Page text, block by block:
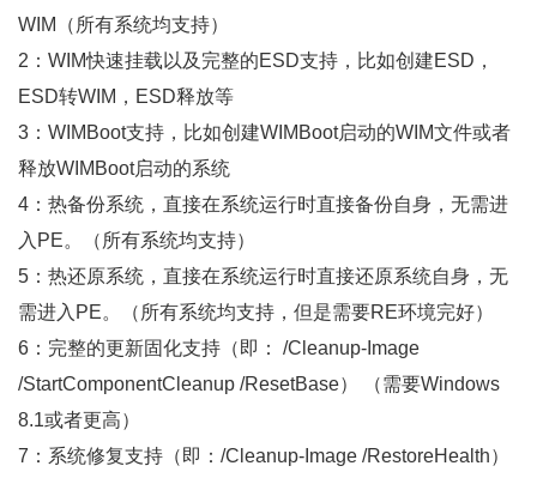
WIM（所有系统均支持）
2：WIM快速挂载以及完整的ESD支持，比如创建ESD，
ESD转WIM，ESD释放等
3：WIMBoot支持，比如创建WIMBoot启动的WIM文件或者
释放WIMBoot启动的系统
4：热备份系统，直接在系统运行时直接备份自身，无需进
入PE。（所有系统均支持）
5：热还原系统，直接在系统运行时直接还原系统自身，无
需进入PE。（所有系统均支持，但是需要RE环境完好）
6：完整的更新固化支持（即： /Cleanup-Image
/StartComponentCleanup /ResetBase） （需要Windows
8.1或者更高）
7：系统修复支持（即：/Cleanup-Image /RestoreHealth）